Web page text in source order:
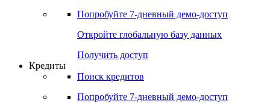
Попробуйте 7-дневный демо-доступ
Откройте глобальную базу данных
Получить доступ
Кредиты
Поиск кредитов
Попробуйте 7-дневный демо-доступ